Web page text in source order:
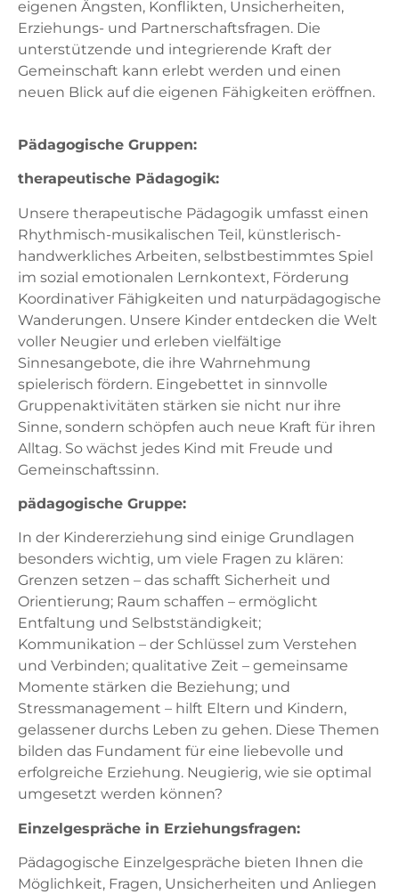
eigenen Ängsten, Konflikten, Unsicherheiten,
Erziehungs- und Partnerschaftsfragen. Die
unterstützende und integrierende Kraft der
Gemeinschaft kann erlebt werden und einen
neuen Blick auf die eigenen Fähigkeiten eröffnen.
Pädagogische Gruppen:
therapeutische Pädagogik:
Unsere therapeutische Pädagogik umfasst einen
Rhythmisch-musikalischen Teil, künstlerisch-
handwerkliches Arbeiten, selbstbestimmtes Spiel
im sozial emotionalen Lernkontext, Förderung
Koordinativer Fähigkeiten und naturpädagogische
Wanderungen. Unsere Kinder entdecken die Welt
voller Neugier und erleben vielfältige
Sinnesangebote, die ihre Wahrnehmung
spielerisch fördern. Eingebettet in sinnvolle
Gruppenaktivitäten stärken sie nicht nur ihre
Sinne, sondern schöpfen auch neue Kraft für ihren
Alltag. So wächst jedes Kind mit Freude und
Gemeinschaftssinn.
pädagogische Gruppe:
In der Kindererziehung sind einige Grundlagen
besonders wichtig, um viele Fragen zu klären:
Grenzen setzen – das schafft Sicherheit und
Orientierung; Raum schaffen – ermöglicht
Entfaltung und Selbstständigkeit;
Kommunikation – der Schlüssel zum Verstehen
und Verbinden; qualitative Zeit – gemeinsame
Momente stärken die Beziehung; und
Stressmanagement – hilft Eltern und Kindern,
gelassener durchs Leben zu gehen. Diese Themen
bilden das Fundament für eine liebevolle und
erfolgreiche Erziehung. Neugierig, wie sie optimal
umgesetzt werden können?
Einzelgespräche in Erziehungsfragen:
Pädagogische Einzelgespräche bieten Ihnen die
Möglichkeit, Fragen, Unsicherheiten und Anliegen